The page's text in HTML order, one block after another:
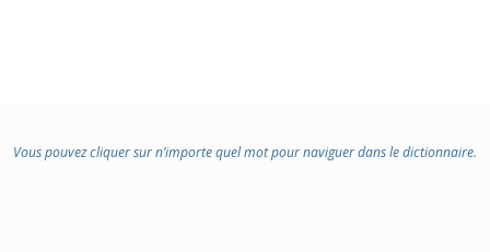
Vous pouvez cliquer sur n’importe quel mot pour naviguer dans le dictionnaire.